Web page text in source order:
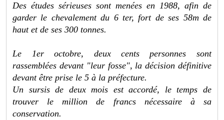
Des études sérieuses sont menées en 1988, afin de
garder le chevalement du 6 ter, fort de ses 58m de
haut et de ses 300 tonnes.
Le 1er octobre, deux cents personnes sont
rassemblées devant "leur fosse", la décision définitive
devant être prise le 5 à la préfecture.
Un sursis de deux mois est accordé, le temps de
trouver le million de francs nécessaire à sa
conservation.